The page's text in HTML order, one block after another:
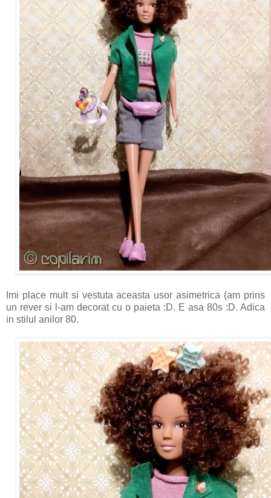
Imi place mult si vestuta aceasta usor asimetrica (am prins
un rever si l-am decorat cu o paieta :D. E asa 80s :D. Adica
in stilul anilor 80.